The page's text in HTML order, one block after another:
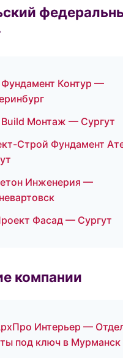
Контур —
Монтаж — Сургут
Строй Фундамент
Инженерия —
Фасад — Сургут
компании
Интерьер —
под ключ в Мурманск